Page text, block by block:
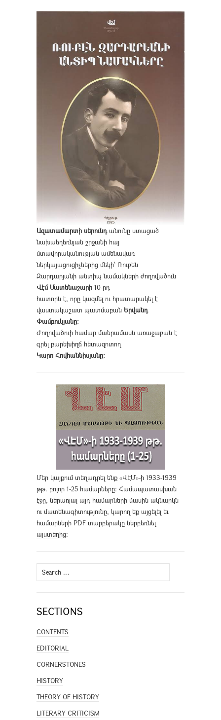
Ազատամարտի սերունդանունը ստացած
նախաեղեռնյան շրջանի հայ
մտավորականության ամենավառ
ներկայացուցիչներից մեկի՝ Ռուբեն
Զարդարյանի անտիպ նամակների ժողովածուն
Վէմ Մատենաշարի 10-րդ
հատորն է, որը կազմել ու հրատարակել է
վաստակաշատ պատմաբան Երվանդ
Փամբուկյանը։
Ժողովածուի համար մանրամասն առաջաբան է
գրել բարեխիղճ հետազոտող
Կարո Հովհաննիսյանը։
Մեր կայքում տեղադրել ենք «ՎԷՄ»-ի 1933-1939
թթ. բոլոր 1-25 համարները։ Համապատասխան
էջը, ներառյալ այդ համարների մասին ակնարկն
ու մատենագիտությունը, կարող եք այցելել եւ
համարների PDF տարբերակը ներբեռնել
այստեղից։
Search
for:
SECTIONS
CONTENTS
EDITORIAL
CORNERSTONES
HISTORY
THEORY OF HISTORY
LITERARY CRITICISM